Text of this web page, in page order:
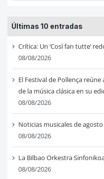
Últimas 10 entradas
Crítica: Un ‘Così fan tutte’
08/08/2026
El Festival de Pollença
de la música clásica en su
08/08/2026
Noticias musicales de
08/08/2026
La Bilbao Orkestra
08/08/2026